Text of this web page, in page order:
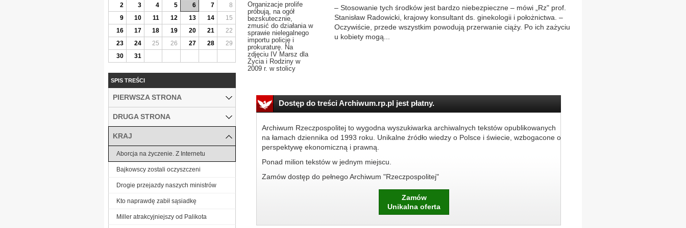
Organizacje prolife
próbują, na ogół
bezskutecznie,
zmusić do działania w
sprawie nielegalnego
importu policję i
prokuraturę. Na
zdjęciu IV Marsz dla
Życia i Rodziny w
2009 r. w stolicy
– Stosowanie tych środków jest bardzo niebezpieczne – mówi „Rz" prof.
Stanisław Radowicki, krajowy konsultant ds. ginekologii i położnictwa. –
Oczywiście, przede wszystkim powodują przerwanie ciąży. Po ich zażyciu
u kobiety mogą...
Dostęp do treści Archiwum.rp.pl jest płatny.
Archiwum Rzeczpospolitej to wygodna wyszukiwarka archiwalnych tekstów opublikowanych
na łamach dziennika od 1993 roku. Unikalne źródło wiedzy o Polsce i świecie, wzbogacone o
perspektywę ekonomiczną i prawną.
Ponad milion tekstów w jednym miejscu.
Zamów dostęp do pełnego Archiwum "Rzeczpospolitej"
Zamów
Unikalna oferta
2
3 4 5 6 7
8
9
10 11 12 13 14
15
16
17 18 19 20 21
22
23
24 25 26 27 28
29
30
31
SPIS TREŚCI
PIERWSZA STRONA
DRUGA STRONA
KRAJ
Aborcja na życzenie. Z Internetu
Bajkowscy zostali oczyszczeni
Drogie przejazdy naszych ministrów
Kto naprawdę zabił sąsiadkę
Miller atrakcyjniejszy od Palikota